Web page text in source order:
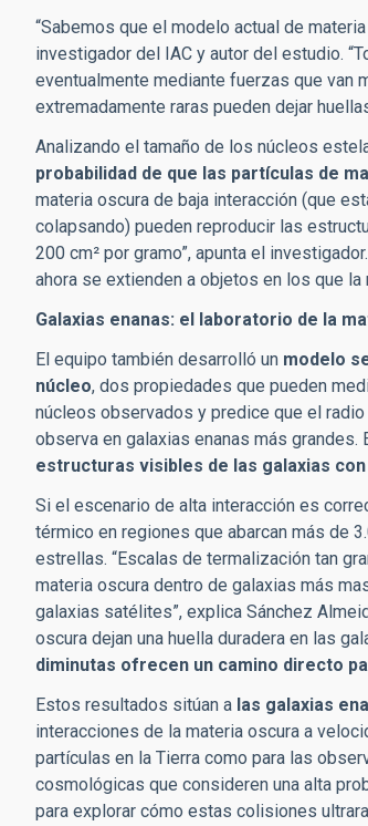
“Sabemos que el modelo actual de
investigador del IAC y autor del estudio.
eventualmente mediante fuerzas que van
extremadamente raras pueden dejar
Analizando el tamaño de los núcleos
probabilidad de que las partículas de
materia oscura de baja interacción (que
colapsando) pueden reproducir las
200 cm² por gramo”, apunta el
ahora se extienden a objetos en los que la
Galaxias enanas: el laboratorio de la
El equipo también desarrolló un modelo
núcleo, dos propiedades que pueden
núcleos observados y predice que el
observa en galaxias enanas más grandes.
estructuras visibles de las galaxias
Si el escenario de alta interacción es
térmico en regiones que abarcan más de
estrellas. “Escalas de termalización tan
materia oscura dentro de galaxias más
galaxias satélites”, explica Sánchez
oscura dejan una huella duradera en las
diminutas ofrecen un camino directo
Estos resultados sitúan a las galaxias
interacciones de la materia oscura a
partículas en la Tierra como para las
cosmológicas que consideren una alta
para explorar cómo estas colisiones